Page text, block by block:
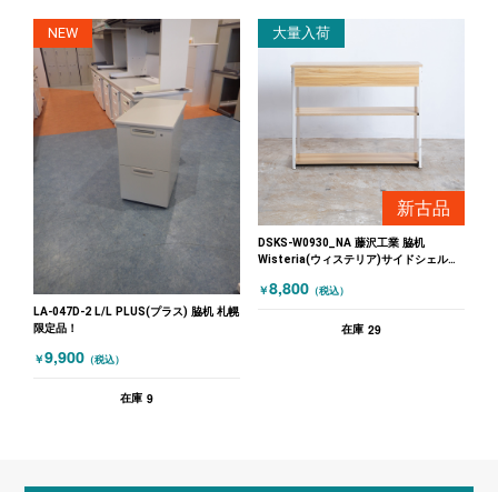
NEW
LA-047D-2 L/L PLUS(プラス) 脇机 札幌
限定品！
￥9,900 （税込）
在庫 9
大量入荷
新古品
DSKS-W0930_NA 藤沢工業 脇机
Wisteria(ウィステリア)サイドシェルフ
￥8,800 （税込）
在庫 29